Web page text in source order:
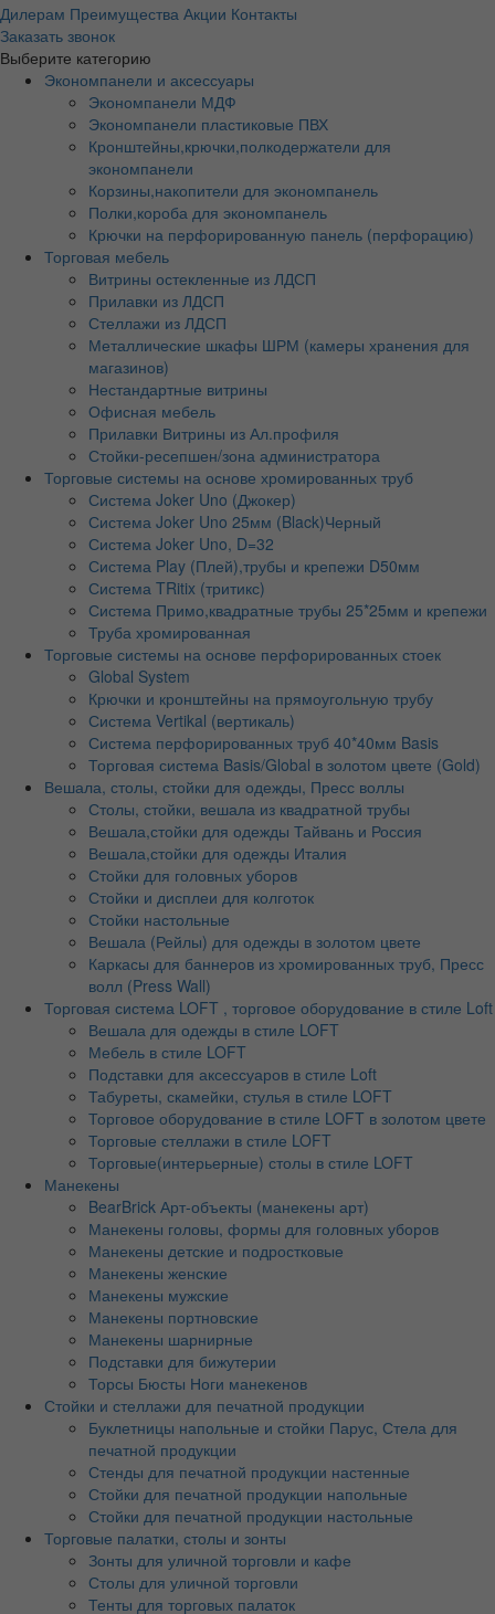
Дилерам Преимущества Акции Контакты
Заказать звонок
Выберите категорию
Экономпанели и аксессуары
Экономпанели МДФ
Экономпанели пластиковые ПВХ
Кронштейны,крючки,полкодержатели для
экономпанели
Корзины,накопители для экономпанель
Полки,короба для экономпанель
Крючки на перфорированную панель (перфорацию)
Торговая мебель
Витрины остекленные из ЛДСП
Прилавки из ЛДСП
Стеллажи из ЛДСП
Металлические шкафы ШРМ (камеры хранения для
магазинов)
Нестандартные витрины
Офисная мебель
Прилавки Витрины из Ал.профиля
Стойки-ресепшен/зона администратора
Торговые системы на основе хромированных труб
Система Joker Uno (Джокер)
Система Joker Uno 25мм (Black)Черный
Система Joker Uno, D=32
Система Play (Плей),трубы и крепежи D50мм
Система TRitix (тритикс)
Система Примо,квадратные трубы 25*25мм и крепежи
Труба хромированная
Торговые системы на основе перфорированных стоек
Global System
Крючки и кронштейны на прямоугольную трубу
Система Vertikal (вертикаль)
Система перфорированных труб 40*40мм Basis
Торговая система Basis/Global в золотом цвете (Gold)
Вешала, столы, стойки для одежды, Пресс воллы
Столы, стойки, вешала из квадратной трубы
Вешала,стойки для одежды Тайвань и Россия
Вешала,стойки для одежды Италия
Стойки для головных уборов
Стойки и дисплеи для колготок
Стойки настольные
Вешала (Рейлы) для одежды в золотом цвете
Каркасы для баннеров из хромированных труб, Пресс
волл (Press Wall)
Торговая система LOFT , торговое оборудование в стиле Loft
Вешала для одежды в стиле LOFT
Мебель в стиле LOFT
Подставки для аксессуаров в стиле Loft
Табуреты, скамейки, стулья в стиле LOFT
Торговое оборудование в стиле LOFT в золотом цвете
Торговые стеллажи в стиле LOFT
Торговые(интерьерные) столы в стиле LOFT
Манекены
BearBrick Арт-объекты (манекены арт)
Манекены головы, формы для головных уборов
Манекены детские и подростковые
Манекены женские
Манекены мужские
Манекены портновские
Манекены шарнирные
Подставки для бижутерии
Торсы Бюсты Ноги манекенов
Стойки и стеллажи для печатной продукции
Буклетницы напольные и стойки Парус, Стела для
печатной продукции
Стенды для печатной продукции настенные
Стойки для печатной продукции напольные
Стойки для печатной продукции настольные
Торговые палатки, столы и зонты
Зонты для уличной торговли и кафе
Столы для уличной торговли
Тенты для торговых палаток